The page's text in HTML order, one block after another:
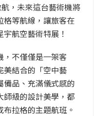
，未來這台藝術機將
格等航線，讓旅客在
航空藝術特展！
，不僅僅是一架客
美結合的「空中藝
備品、充滿儀式感的
師級的設計美學，都
拉格的主題航班。